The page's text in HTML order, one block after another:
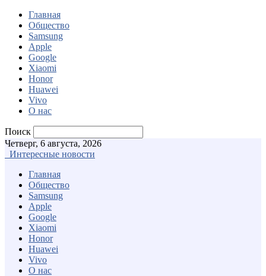
Главная
Общество
Samsung
Apple
Google
Xiaomi
Honor
Huawei
Vivo
О нас
Поиск
Четверг, 6 августа, 2026
Интересные новости
Главная
Общество
Samsung
Apple
Google
Xiaomi
Honor
Huawei
Vivo
О нас